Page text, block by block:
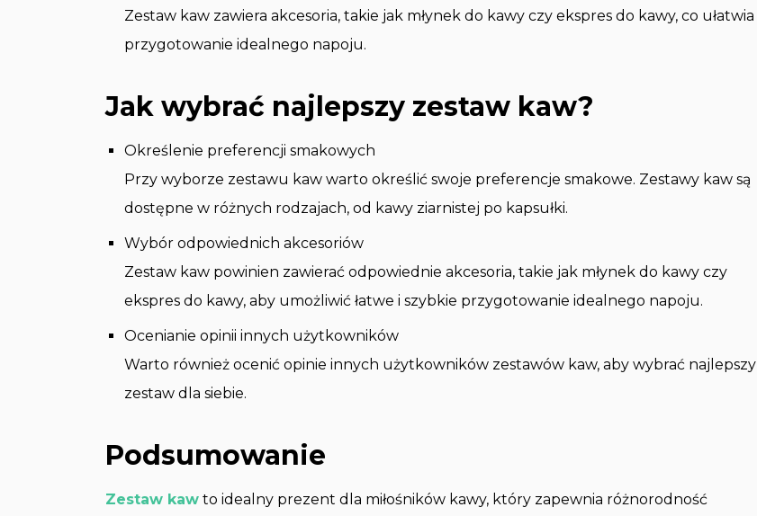
Zestaw kaw zawiera akcesoria, takie jak młynek do kawy czy ekspres do kawy, co ułatwia
przygotowanie idealnego napoju.
Jak wybrać najlepszy zestaw kaw?
Określenie preferencji smakowych
Przy wyborze zestawu kaw warto określić swoje preferencje smakowe. Zestawy kaw są
dostępne w różnych rodzajach, od kawy ziarnistej po kapsułki.
Wybór odpowiednich akcesoriów
Zestaw kaw powinien zawierać odpowiednie akcesoria, takie jak młynek do kawy czy
ekspres do kawy, aby umożliwić łatwe i szybkie przygotowanie idealnego napoju.
Ocenianie opinii innych użytkowników
Warto również ocenić opinie innych użytkowników zestawów kaw, aby wybrać najlepszy
zestaw dla siebie.
Podsumowanie
Zestaw kaw to idealny prezent dla miłośników kawy, który zapewnia różnorodność